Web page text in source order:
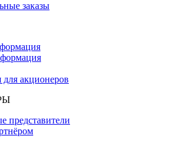
заказы
акционеров
представители